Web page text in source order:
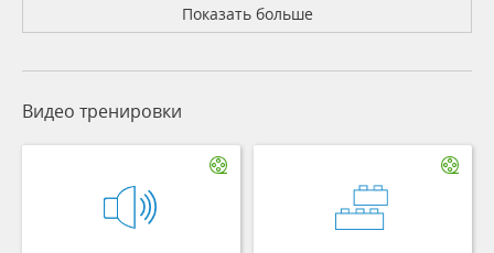
Показать больше
Видео тренировки